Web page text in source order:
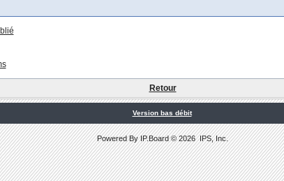
Retour
Version bas débit
Powered ByIP.Board© 2026IPS, Inc.